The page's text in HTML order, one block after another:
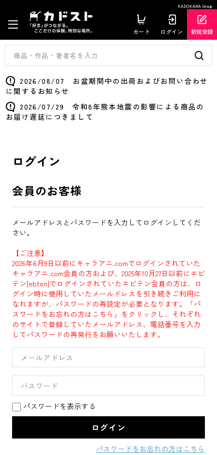
KADOKAWA Group
カート ログイン 新規登録
2026/08/07 お盆期間中の出荷およびお問い合わせ
に関するお知らせ
2026/07/29 令和8年熊本地震の影響による商品の
お届け遅延につきまして
ログイン
会員のお客様
メールアドレスとパスワードを入力してログインしてくだ
さい。
【ご注意】
2026年6月9日以前にキャラアニ.comでログインされていた
キャラアニ.com会員の方および、2025年10月27日以前にエビ
テン[ebten]でログインされていたエビテン会員の方は、ロ
グイン時に使用していたメールドレスを引き続きご利用に
なれますが、パスワードの再設定が必要となります。「パ
スワードをお忘れの方はこちら」をクリックし、それぞれ
のサイトで登録していたメールアドレス、電話番号を入力
してパスワードの再発行をお願いいたします。
パスワードを表示する
パスワードをお忘れの方はこちら